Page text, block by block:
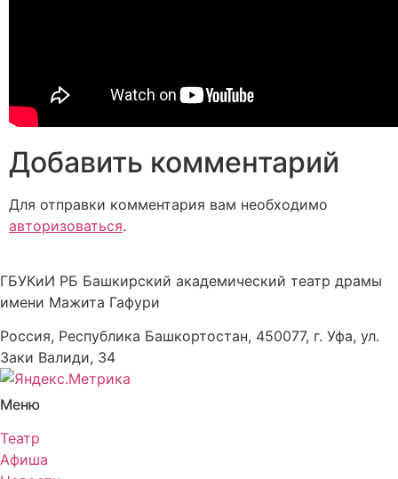
Добавить комментарий
Для отправки комментария вам необходимо
авторизоваться.
ГБУКиИ РБ Башкирский академический театр драмы
имени Мажита Гафури
Россия, Республика Башкортостан, 450077, г. Уфа, ул.
Заки Валиди, 34
Меню
Театр
Афиша